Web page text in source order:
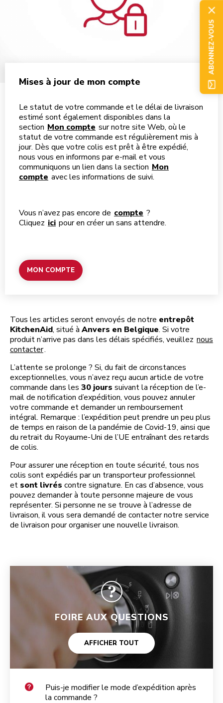
Mises à jour de mon compte
Le statut de votre commande et le délai de livraison
estimé sont également disponibles dans la
section Mon compte sur notre site Web, où le
statut de votre commande est régulièrement mis à
jour. Dès que votre colis est prêt à être expédié,
nous vous en informons par e-mail et vous
communiquons un lien dans la section Mon
compte avec les informations de suivi.
Vous n’avez pas encore de compte ?
Cliquez ici pour en créer un sans attendre.
MON COMPTE
Tous les articles seront envoyés de notre entrepôt
KitchenAid, situé à Anvers en Belgique. Si votre
produit n’arrive pas dans les délais spécifiés, veuillez nous
contacter.
L’attente se prolonge ? Si, du fait de circonstances
exceptionnelles, vous n’avez reçu aucun article de votre
commande dans les 30 jours suivant la réception de l’e-
mail de notification d’expédition, vous pouvez annuler
votre commande et demander un remboursement
intégral. Remarque : l’expédition peut prendre un peu plus
de temps en raison de la pandémie de Covid-19, ainsi que
du retrait du Royaume-Uni de l’UE entraînant des retards
de colis.
Pour assurer une réception en toute sécurité, tous nos
colis sont expédiés par un transporteur professionnel
et sont livrés contre signature. En cas d’absence, vous
pouvez demander à toute personne majeure de vous
représenter. Si personne ne se trouve à l’adresse de
livraison, il vous sera demandé de contacter notre service
de livraison pour organiser une nouvelle livraison.
FOIRE AUX QUESTIONS
AFFICHER TOUT
Puis-je modifier le mode d’expédition après
la commande ?
ABONNEZ-VOUS